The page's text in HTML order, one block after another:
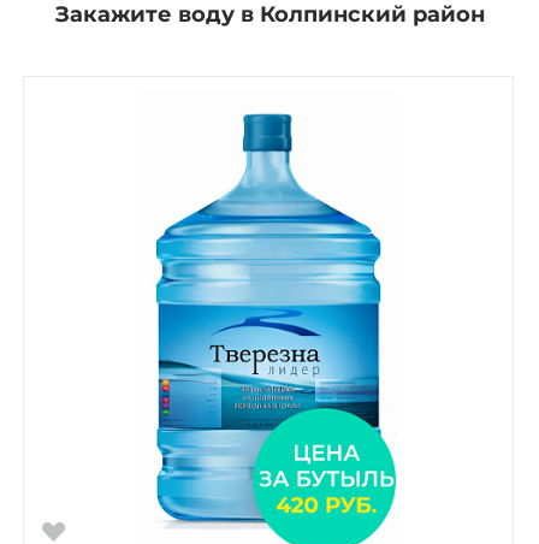
Закажите воду в Колпинский район